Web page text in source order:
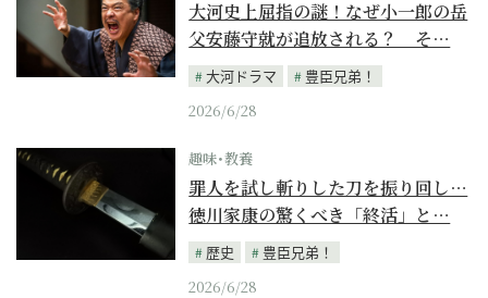
大河史上屈指の謎！なぜ小一郎の岳
父安藤守就が追放される？ そ…
大河ドラマ
豊臣兄弟！
2026/6/28
趣味･教養
罪人を試し斬りした刀を振り回し…
徳川家康の驚くべき「終活」と…
歴史
豊臣兄弟！
2026/6/28